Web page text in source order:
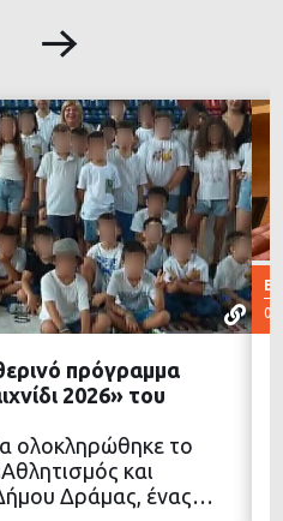
πρόγραμμα
2026» του
ολοκληρώθηκε το
και
Δράμας, ένας…